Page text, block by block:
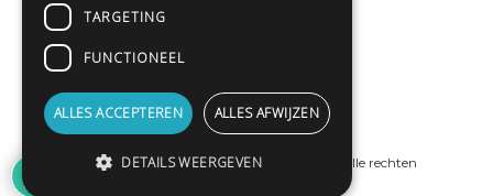
Gedichten lezen
Schrijfwedstrijden
Schrijftips
© Copyright 2019 - 2026ProPublishing
· Alle rechten
TARGETING
FUNCTIONEEL
ALLES ACCEPTEREN ALLES AFWIJZEN
DETAILS WEERGEVEN